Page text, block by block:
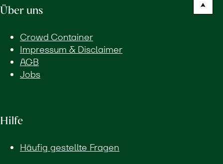
Über uns
Crowd Container
Impressum & Disclaimer
AGB
Jobs
Hilfe
Häufig gestellte Fragen